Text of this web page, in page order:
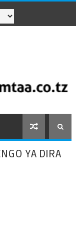
YA DIRA